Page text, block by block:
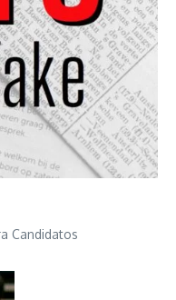
Candidatos